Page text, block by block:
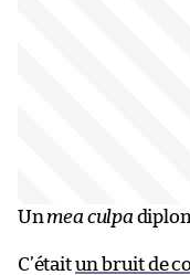
Un mea culpa
C’étaitun bruit de